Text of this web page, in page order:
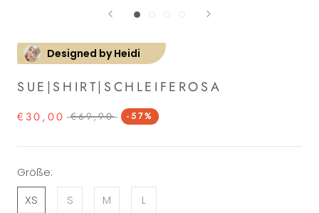
Designed by Heidi
SUE|SHIRT|SCHLEIFEROSA
€30,00 €69,90 -57%
Größe:
XS
S M L